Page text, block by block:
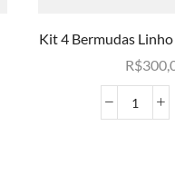
Kit 4 Bermudas
R$